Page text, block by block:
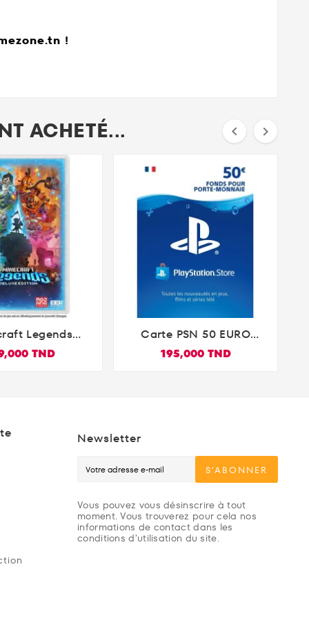
!
ACHETÉ...  
Legends
Nintendo
SwitchTND

Carte PSN 50 EURO
Playstation Store
PS5/PS4/PS3/PS Vita
195,000 TND
Newsletter
S’ABONNER
Vous pouvez vous désinscrire à tout
moment. Vous trouverez pour cela nos
informations de contact dans les
conditions d'utilisation du site.